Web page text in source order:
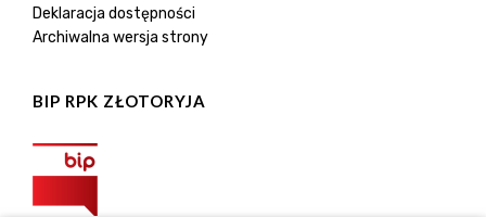
Deklaracja dostępności
Archiwalna wersja strony
BIP RPK ZŁOTORYJA